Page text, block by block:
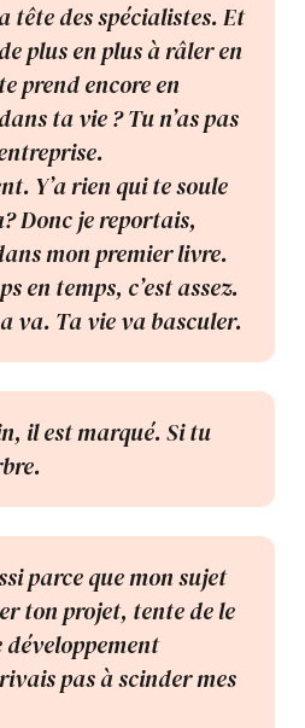
tête des spécialistes. Et
plus en plus à râler en
prend encore en
ta vie ? Tu n’as pas
Y’a rien qui te soule
Donc je reportais,
mon premier livre.
en temps, c’est assez.
va. Ta vie va basculer.
il est marqué. Si tu
parce que mon sujet
ton projet, tente de le
développement
pas à scinder mes